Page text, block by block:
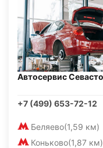
Автосервис
+7 (499) 653-72-12
Беляево(1,59 км)
Коньково(1,87 км)